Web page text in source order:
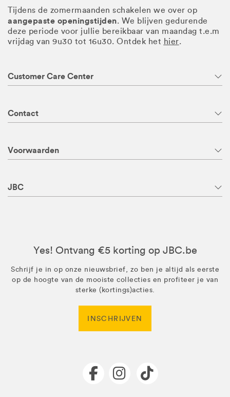
Tijdens de zomermaanden schakelen we over op
aangepaste openingstijden. We blijven gedurende
deze periode voor jullie bereikbaar van maandag t.e.m
vrijdag van 9u30 tot 16u30. Ontdek het hier.
Customer Care Center
Contact
Voorwaarden
JBC
Yes! Ontvang €5 korting op JBC.be
Schrijf je in op onze nieuwsbrief, zo ben je altijd als eerste
op de hoogte van de mooiste collecties en profiteer je van
sterke (kortings)acties.
INSCHRIJVEN